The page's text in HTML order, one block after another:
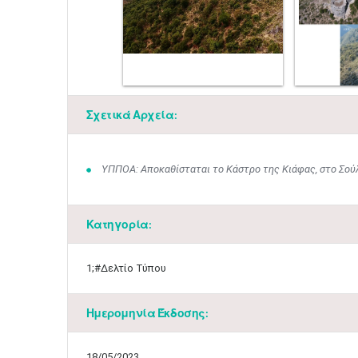
Σχετικά Αρχεία:
ΥΠΠΟΑ: Αποκαθίσταται το Κάστρο της Κιάφας, στο
Κατηγορία:
1;#Δελτίο Τύπου
Ημερομηνία Έκδοσης: